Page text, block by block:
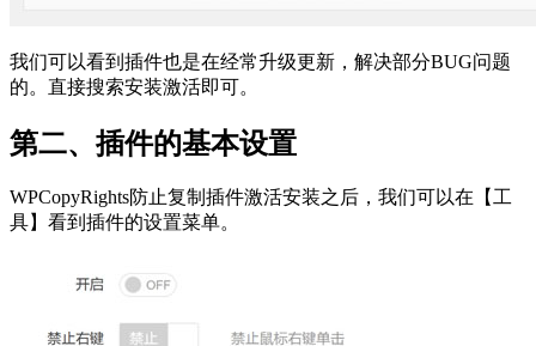
我们可以看到插件也是在经常升级更新，解决部分BUG问题
的。直接搜索安装激活即可。
第二、插件的基本设置
WPCopyRights防止复制插件激活安装之后，我们可以在【工
具】看到插件的设置菜单。